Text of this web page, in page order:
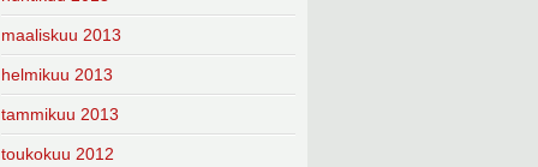
maaliskuu 2013
helmikuu 2013
tammikuu 2013
toukokuu 2012